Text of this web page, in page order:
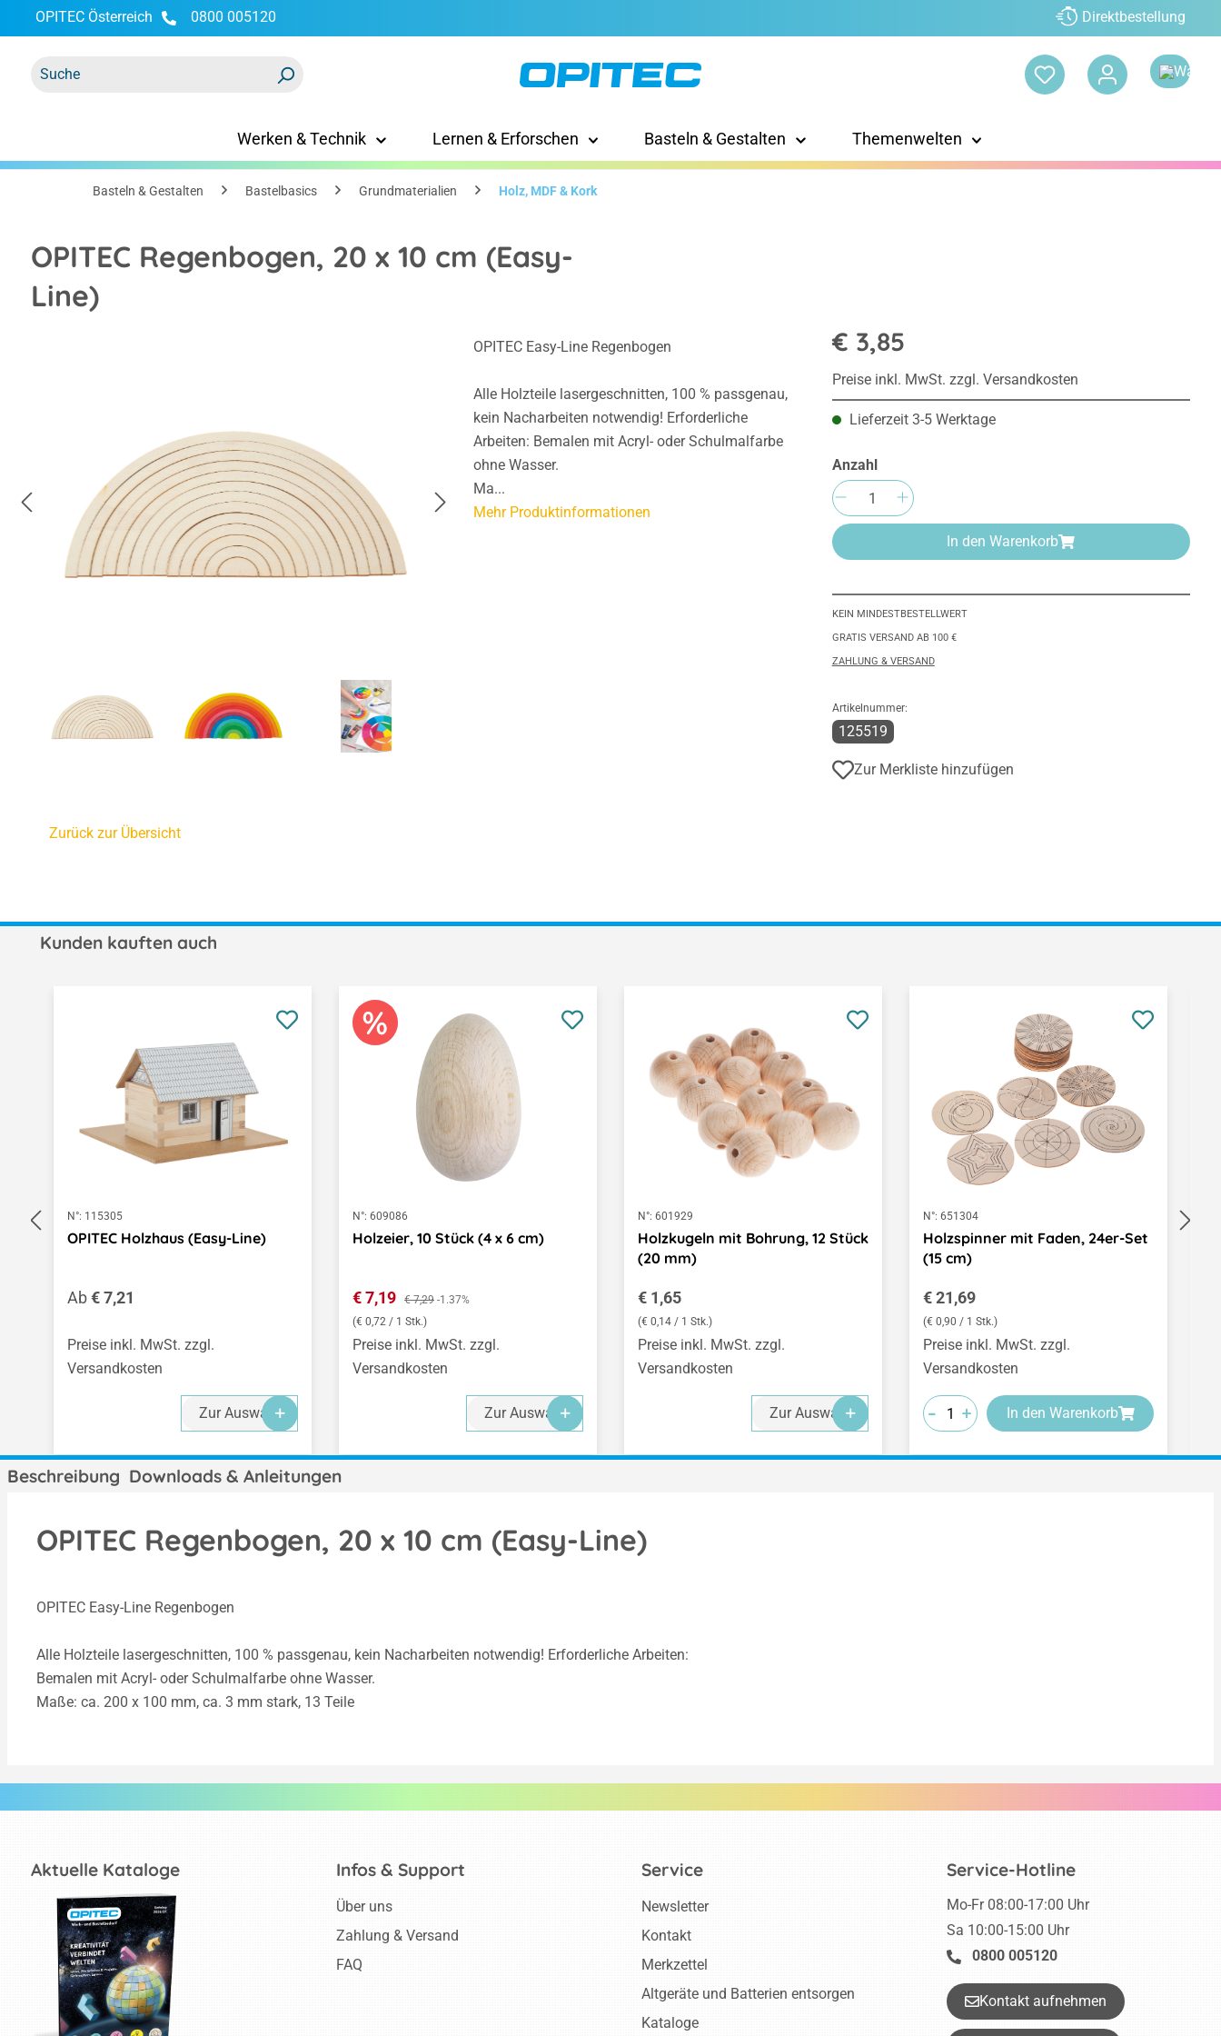
Zur Hauptnavigation springen
OPITEC Österreich 0800 005120 Direktbestellung
Werken & Technik Lernen & Erforschen Basteln & Gestalten Themenwelten
Basteln & Gestalten Bastelbasics Grundmaterialien Holz, MDF & Kork
OPITEC Regenbogen, 20 x 10 cm (Easy-
Line)
OPITEC Easy-Line Regenbogen
Alle Holzteile lasergeschnitten, 100 % passgenau,
kein Nacharbeiten notwendig! Erforderliche
Arbeiten: Bemalen mit Acryl- oder Schulmalfarbe
ohne Wasser.
Ma...
Mehr Produktinformationen
€ 3,85
Preise inkl. MwSt. zzgl. Versandkosten
Lieferzeit 3-5 Werktage
Anzahl
Produkt Anzahl: Gib den gewünschten
In den Warenkorb
KEIN MINDESTBESTELLWERT
GRATIS VERSAND AB 100 €
ZAHLUNG & VERSAND
Artikelnummer:
125519
Zur Merkliste hinzufügen
Zurück zur Übersicht
Kunden kauften auch
N°: 115305
OPITEC Holzhaus (Easy-Line)
Regulärer Preis:
Ab€ 7,21
Preise inkl. MwSt. zzgl.
Versandkosten
Zur Auswahl
N°: 609086
Holzeier, 10 Stück (4 x 6 cm)
Verkaufspreis:
€ 7,19 Regulärer Preis:
€ 7,29 -1.37%
(€ 0,72 / 1 Stk.)
Preise inkl. MwSt. zzgl.
Versandkosten
Zur Auswahl
N°: 601929
Holzkugeln mit Bohrung, 12 Stück
(20 mm)
Regulärer Preis:
€ 1,65
(€ 0,14 / 1 Stk.)
Preise inkl. MwSt. zzgl.
Versandkosten
Zur Auswahl
N°: 651304
Holzspinner mit Faden, 24er-Set
(15 cm)
Regulärer Preis:
€ 21,69
(€ 0,90 / 1 Stk.)
Preise inkl. MwSt. zzgl.
Versandkosten
-
-
- +
+
+ In den Warenkorb
Beschreibung Downloads & Anleitungen
OPITEC Regenbogen, 20 x 10 cm (Easy-Line)
OPITEC Easy-Line Regenbogen
Alle Holzteile lasergeschnitten, 100 % passgenau, kein Nacharbeiten notwendig! Erforderliche Arbeiten:
Bemalen mit Acryl- oder Schulmalfarbe ohne Wasser.
Maße: ca. 200 x 100 mm, ca. 3 mm stark, 13 Teile
Aktuelle Kataloge Service-Hotline
Mo-Fr 08:00-17:00 Uhr
Sa 10:00-15:00 Uhr
0800 005120
Kontakt aufnehmen
Infos & Support
Über uns
Zahlung & Versand
FAQ
Service
Newsletter
Kontakt
Merkzettel
Altgeräte und Batterien entsorgen
Kataloge